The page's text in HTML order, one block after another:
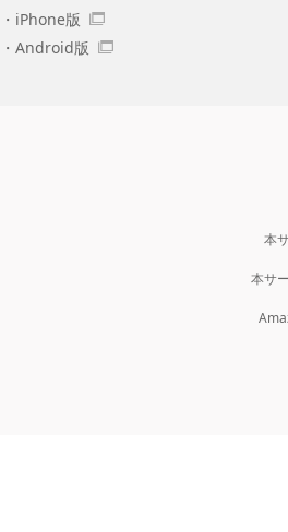
iPhone版
Android版
本
本サ